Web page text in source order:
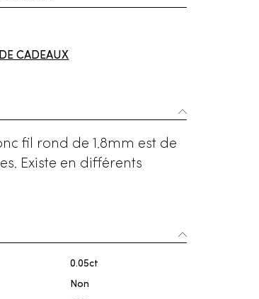
CADEAUX
fil rond de 1.8mm est de
Existe en différents
0.05ct
Non